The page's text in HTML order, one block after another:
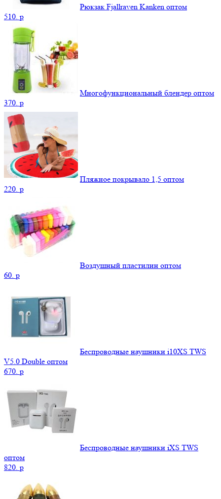
Рюкзак Fjallraven Kanken оптом
510. p
Многофункциональный блендер оптом
370. p
Пляжное покрывало 1,5 оптом
220. p
Воздушный пластилин оптом
60. p
Беспроводные наушники i10XS TWS
V5.0 Double оптом
670. p
Беспроводные наушники iXS TWS
оптом
820. p